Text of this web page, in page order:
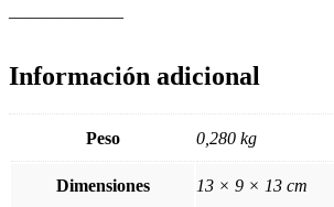
——————–
Información adicional
Peso 0,280 kg
Dimensiones 13 × 9 × 13 cm